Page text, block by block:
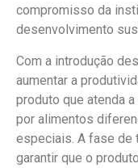
compromisso da
desenvolvimento
Com a introdução
aumentar a
produto que atenda
por alimentos
especiais. A fase de
garantir que o